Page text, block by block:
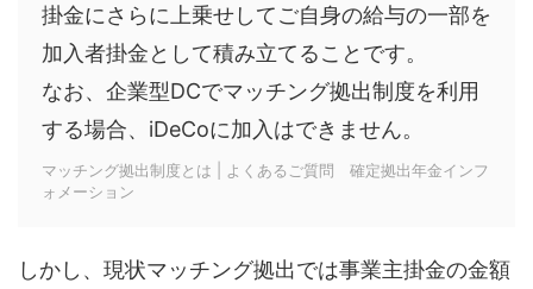
掛金にさらに上乗せしてご自身の給与の一部を
加入者掛金として積み立てることです。
なお、企業型DCでマッチング拠出制度を利用
する場合、iDeCoに加入はできません。
マッチング拠出制度とは | よくあるご質問 確定拠出年金インフ
ォメーション
しかし、現状マッチング拠出では事業主掛金の金額